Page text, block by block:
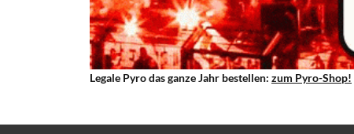
Legale Pyro das ganze Jahr bestellen: zum Pyro-Shop!